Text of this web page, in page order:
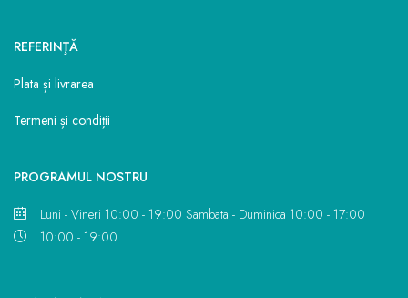
REFERINŢĂ
Plata și livrarea
Termeni și condiții
PROGRAMUL NOSTRU
Luni - Vineri 10:00 - 19:00 Sambata - Duminica 10:00 - 17:00
10:00 - 19:00